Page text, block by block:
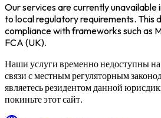
Our services are currently unavailable
to local regulatory requirements. This
compliance with frameworks such as
FCA (UK).
Наши услуги временно недоступны
связи с местным регуляторным
являетесь резидентом данной
покиньте этот сайт.